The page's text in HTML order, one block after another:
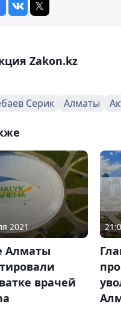
Zakon.kz
Серик Алматы
2021
Алматы
врачей